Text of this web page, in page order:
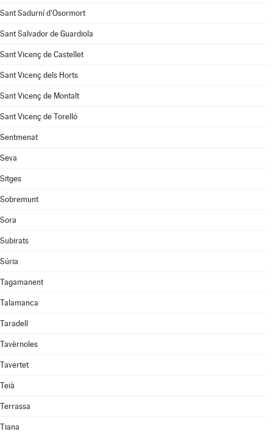
Sant Sadurní d'Osormort
Sant Salvador de Guardiola
Sant Vicenç de Castellet
Sant Vicenç dels Horts
Sant Vicenç de Montalt
Sant Vicenç de Torelló
Sentmenat
Seva
Sitges
Sobremunt
Sora
Subirats
Súria
Tagamanent
Talamanca
Taradell
Tavèrnoles
Tavertet
Teià
Terrassa
Tiana